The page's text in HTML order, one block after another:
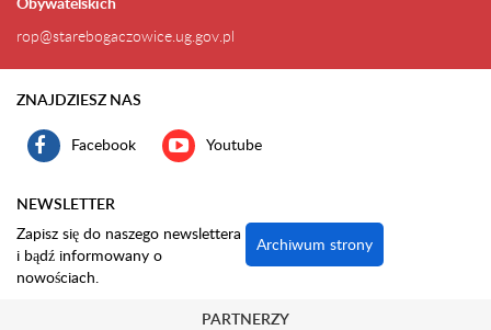
rop@starebogaczowice.ug.gov.pl
ZNAJDZIESZ NAS
Facebook Youtube
NEWSLETTER
Zapisz się do naszego newslettera
i bądź informowany o
nowościach.
Archiwum strony
PARTNERZY